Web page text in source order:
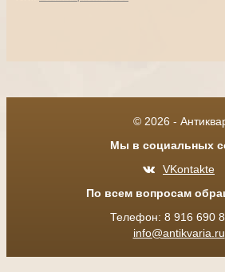
© 2026 -
Мы в социальных
VKontakte
По всем вопросам
Телефон: 8 916 690
info@antikvaria.ru